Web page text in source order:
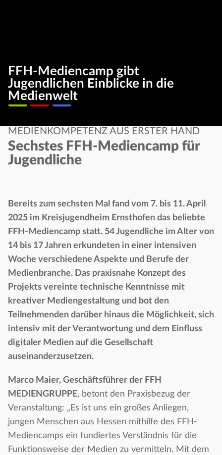
FFH-Mediencamp gibt
Jugendlichen Einblicke in die
Medienwelt
MEDIENKOMPETENZ AUS ERSTER HAND
Sechstes FFH-Mediencamp für
Jugendliche
Bereits zum sechsten Mal fand vom 7. bis 11. April
2025 im Kreisjugendheim Ernsthofen das beliebte
FFH-Mediencamp statt. 54 Jugendliche im Alter von
14 bis 17 Jahren erkundeten in einer intensiven
Woche verschiedene Aspekte und Berufe der
Medienbranche. Das praxisnahe Konzept des
Projekts vereinte technische Kenntnisse mit
kreativer Mediengestaltung und bot den
Teilnehmenden darüber hinaus die Möglichkeit, sich
intensiv mit der Verantwortung und dem Einfluss
digitaler Medien auf die Gesellschaft
auseinanderzusetzen.
Marco Maier, Geschäftsführer der FFH
MEDIENGRUPPE, betont den Praxisbezug der
Veranstaltung: „Es ist uns ein großes Anliegen,
jungen Menschen aus Hessen mithilfe des FFH-
Mediencamps ein fundiertes Verständnis für die
Funktionsweise der Medien zu vermitteln. Mit dem